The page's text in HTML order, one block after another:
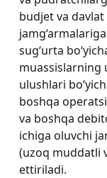
budjet va
sug‘urta
muassislarning
ulushlari
boshqa
va boshqa
ichiga oluvchi
(uzoq muddatli
ettiriladi.